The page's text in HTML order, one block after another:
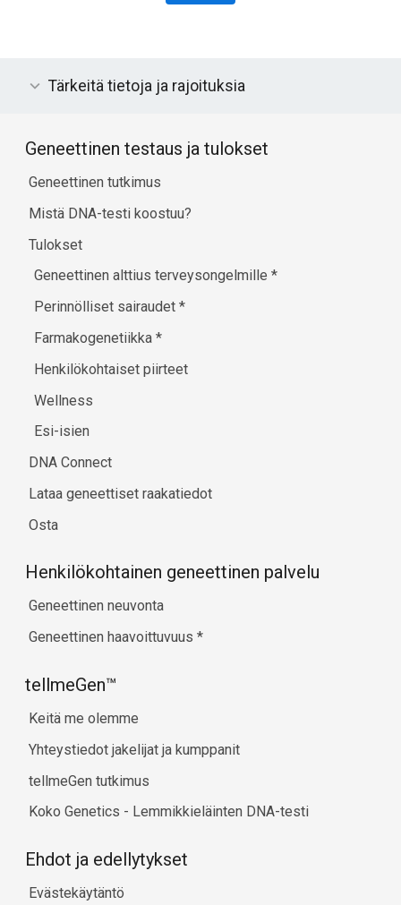
Tärkeitä tietoja ja rajoituksia
Geneettinen testaus ja tulokset
Geneettinen tutkimus
Mistä DNA-testi koostuu?
Tulokset
Geneettinen alttius terveysongelmille*
Perinnölliset sairaudet*
Farmakogenetiikka*
Henkilökohtaiset piirteet
Wellness
Esi-isien
DNA Connect
Lataa geneettiset raakatiedot
Osta
Henkilökohtainen geneettinen palvelu
Geneettinen neuvonta
Geneettinen haavoittuvuus *
tellmeGen™
Keitä me olemme
Yhteystiedot jakelijat ja kumppanit
tellmeGen tutkimus
Koko Genetics - Lemmikkieläinten DNA-testi
Ehdot ja edellytykset
Evästekäytäntö